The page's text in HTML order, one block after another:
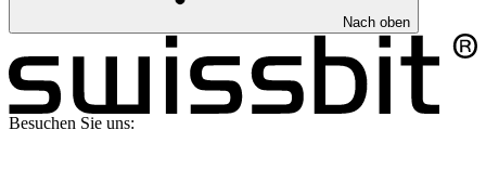
Nach oben
Besuchen Sie uns: